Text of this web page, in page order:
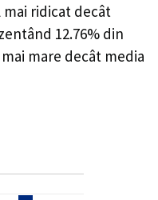
mai ridicat decât
12.76% din
mare decât media